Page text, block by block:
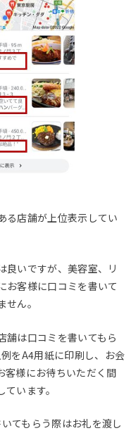
る店舗が上位表示してい
良いですが、美容室、リ
お客様に口コミを書いて
ん。
舗は口コミを書いてもら
をA4用紙に印刷し、お会
客様にお待ちいただく間
います。
てもらう際はお礼を渡し